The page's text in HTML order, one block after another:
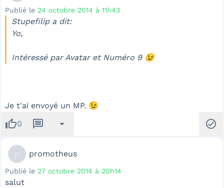
Publié le 24 octobre 2014 à 11h43
Stupefilip a dit:
Yo,
Intéressé par Avatar et Numéro 9 😉
Je t'ai envoyé un MP. 😉
thumb_up0 message arrow_drop_down check_circle
promotheus
Publié le 27 octobre 2014 à 20h14
salut